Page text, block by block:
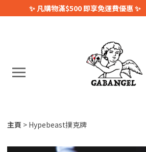
✨ 凡購物滿$500 即享免運費優惠 ✨
主頁 Hypebeast撲克牌